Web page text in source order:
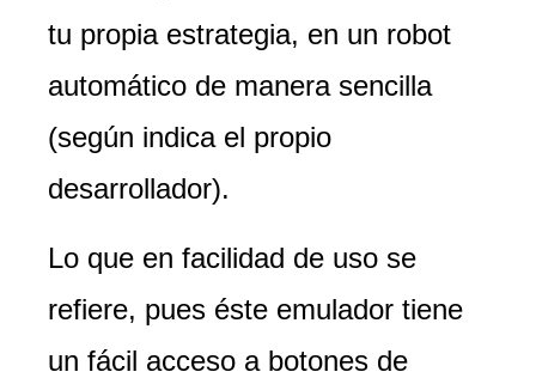
tu propia estrategia, en un robot
automático de manera sencilla
(según indica el propio
desarrollador).
Lo que en facilidad de uso se
refiere, pues éste emulador tiene
un fácil acceso a botones de